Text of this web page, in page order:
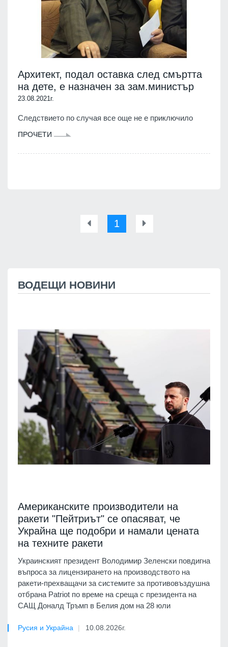
Архитект, подал оставка след смъртта
на дете, е назначен за зам.министър
23.08.2021г.
Следствието по случая все още не е приключило
ПРОЧЕТИ
1
ВОДЕЩИ НОВИНИ
Американските производители на
ракети "Пейтриът" се опасяват, че
Украйна ще подобри и намали цената
на техните ракети
Украинският президент Володимир Зеленски повдигна
въпроса за лицензирането на производството на
ракети-прехващачи за системите за противовъздушна
отбрана Patriot по време на среща с президента на
САЩ Доналд Тръмп в Белия дом на 28 юли
Русия и Украйна 10.08.2026г.